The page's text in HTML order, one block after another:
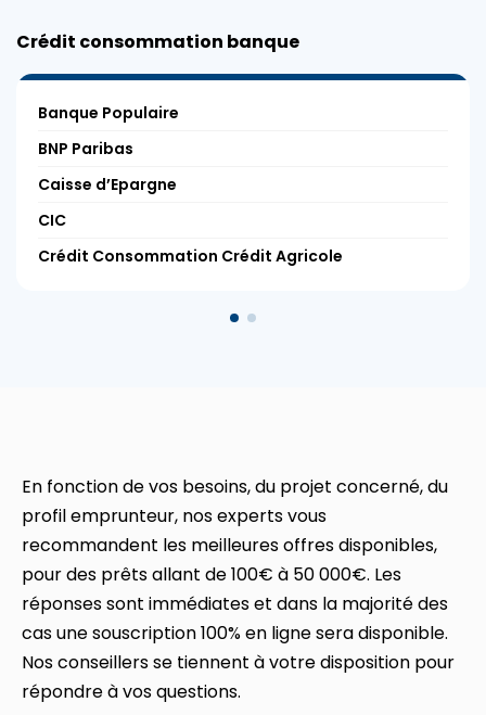
Crédit consommation banque
Banque Populaire
BNP Paribas
Caisse d’Epargne
CIC
Crédit Consommation Crédit Agricole
En fonction de vos besoins, du projet concerné, du
profil emprunteur, nos experts vous
recommandent les meilleures offres disponibles,
pour des prêts allant de 100€ à 50 000€. Les
réponses sont immédiates et dans la majorité des
cas une souscription 100% en ligne sera disponible.
Nos conseillers se tiennent à votre disposition pour
répondre à vos questions.